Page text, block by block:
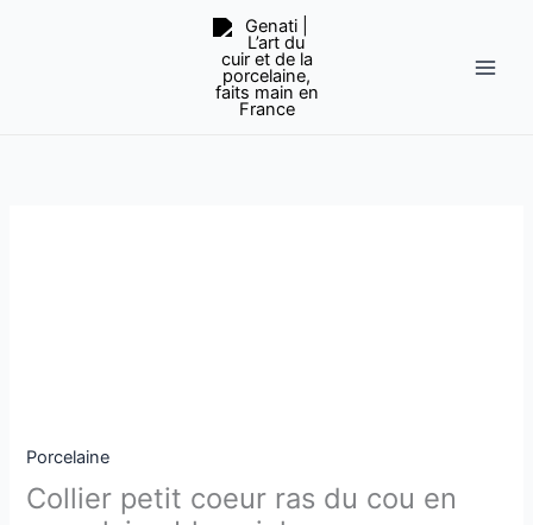
Porcelaine
Collier petit coeur ras du cou en
en
porcelaine
bleu